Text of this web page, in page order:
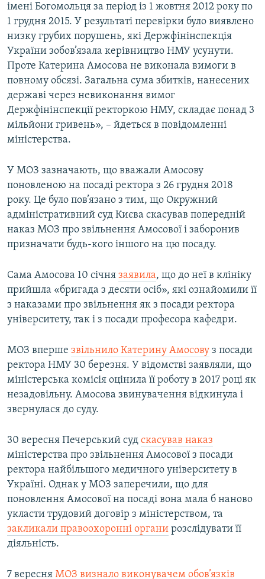
імені Богомольця за період із 1 жовтня 2012 року по
1 грудня 2015. У результаті перевірки було виявлено
низку грубих порушень, які Держфінінспекція
України зобов’язала керівництво НМУ усунути.
Проте Катерина Амосова не виконала вимоги в
повному обсязі. Загальна сума збитків, нанесених
державі через невиконання вимог
Держфінінспекції ректоркою НМУ, складає понад 3
мільйони гривень», – йдеться в повідомленні
міністерства.
У МОЗ зазначають, що вважали Амосову
поновленою на посаді ректора з 26 грудня 2018
року. Це було пов’язано з тим, що Окружний
адміністративний суд Києва скасував попередній
наказ МОЗ про звільнення Амосової і заборонив
призначати будь-кого іншого на цю посаду.
Сама Амосова 10 січня заявила, що до неї в клініку
прийшла «бригада з десяти осіб», які ознайомили її
з наказами про звільнення як з посади ректора
університету, так і з посади професора кафедри.
МОЗ вперше звільнило Катерину Амосову з посади
ректора НМУ 30 березня. У відомстві заявляли, що
міністерська комісія оцінила її роботу в 2017 році як
незадовільну. Амосова звинувачення відкинула і
звернулася до суду.
30 вересня Печерський суд скасував наказ
міністерства про звільнення Амосової з посади
ректора найбільшого медичного університету в
Україні. Однак у МОЗ заперечили, що для
поновлення Амосової на посаді вона мала б наново
укласти трудовий договір з міністерством, та
закликали правоохоронні органи розслідувати її
діяльність.
7 вересня МОЗ визнало виконувачем обов’язків